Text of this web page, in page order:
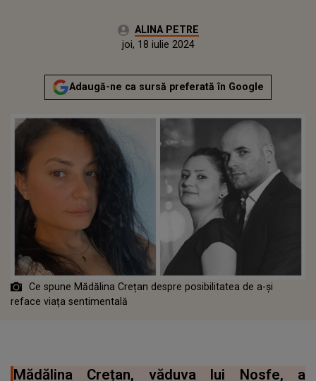
Autor:ALINA PETRE
Actualizat:
joi, 18 iulie 2024
Adaugă-ne ca sursă preferată în Google
Ce spune Mădălina Crețan despre posibilitatea de a-și
reface viața sentimentală
Mădălina Crețan, văduva lui Nosfe, a